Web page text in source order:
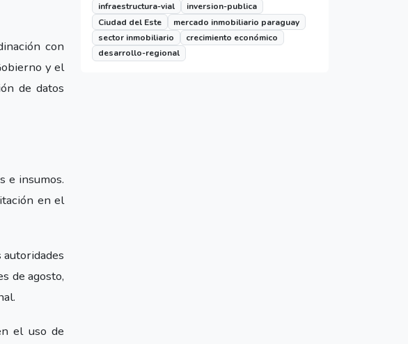
con
y el
de datos
e insumos.
en el
de agosto,
el uso de
infraestructura-vial
inversion-publica
Ciudad del Este
mercado inmobiliario paraguay
sector inmobiliario
crecimiento económico
desarrollo-regional